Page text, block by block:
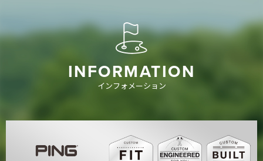
INFORMATION
インフォメーション